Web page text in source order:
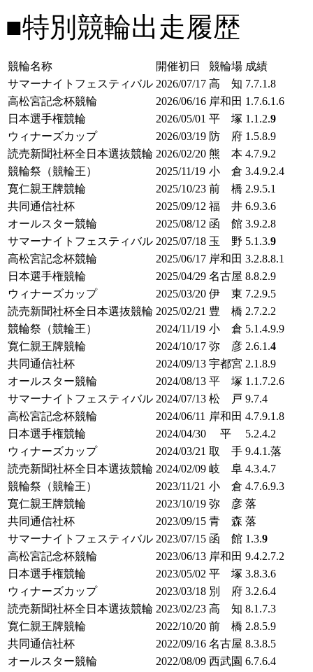
■特別競輪出走履歴
競輪名称 開催初日 競輪場 成績
サマーナイトフェスティバル 2026/07/17 高 知 7.7.1.8
高松宮記念杯競輪
2026/06/16 岸和田 1.7.6.1.6
日本選手権競輪
2026/05/01 平 塚 1.1.2.9
ウィナーズカップ
2026/03/19 防 府 1.5.8.9
読売新聞社杯全日本選抜競輪 2026/02/20 熊 本 4.7.9.2
競輪祭（競輪王）
2025/11/19 小 倉 3.4.9.2.4
寛仁親王牌競輪
2025/10/23 前 橋 2.9.5.1
共同通信社杯
2025/09/12 福 井 6.9.3.6
オールスター競輪
2025/08/12 函 館 3.9.2.8
サマーナイトフェスティバル 2025/07/18 玉 野 5.1.3.9
高松宮記念杯競輪
2025/06/17 岸和田 3.2.8.8.1
日本選手権競輪
2025/04/29 名古屋 8.8.2.9
ウィナーズカップ
2025/03/20 伊 東 7.2.9.5
読売新聞社杯全日本選抜競輪 2025/02/21 豊 橋 2.7.2.2
競輪祭（競輪王）
2024/11/19 小 倉 5.1.4.9.9
寛仁親王牌競輪
2024/10/17 弥 彦 2.6.1.4
共同通信社杯
2024/09/13 宇都宮 2.1.8.9
オールスター競輪
2024/08/13 平 塚 1.1.7.2.6
サマーナイトフェスティバル 2024/07/13 松 戸 9.7.4
高松宮記念杯競輪
2024/06/11 岸和田 4.7.9.1.8
日本選手権競輪
2024/04/30 平
5.2.4.2
ウィナーズカップ
2024/03/21 取 手 9.4.1.落
読売新聞社杯全日本選抜競輪 2024/02/09 岐 阜 4.3.4.7
競輪祭（競輪王）
2023/11/21 小 倉 4.7.6.9.3
寛仁親王牌競輪
2023/10/19 弥 彦 落
共同通信社杯
2023/09/15 青 森 落
サマーナイトフェスティバル 2023/07/15 函 館 1.3.9
高松宮記念杯競輪
2023/06/13 岸和田 9.4.2.7.2
日本選手権競輪
2023/05/02 平 塚 3.8.3.6
ウィナーズカップ
2023/03/18 別 府 3.2.6.4
読売新聞社杯全日本選抜競輪 2023/02/23 高 知 8.1.7.3
寛仁親王牌競輪
2022/10/20 前 橋 2.8.5.9
共同通信社杯
2022/09/16 名古屋 8.3.8.5
オールスター競輪
2022/08/09 西武園 6.7.6.4